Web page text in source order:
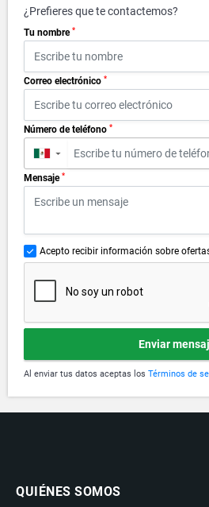
¿Prefieres que te contactemos?
Tu nombre *
Correo electrónico *
Número de teléfono *
▼
Mensaje *
Acepto recibir información sobre
Enviar
Al enviar tus datos aceptas los Términos de
QUIÉNES SOMOS